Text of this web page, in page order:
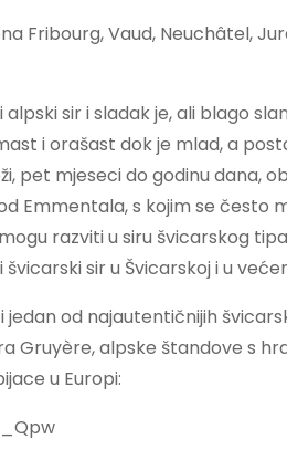
Fribourg, Vaud, Neuchâtel,
sir i sladak je, ali blago
i orašast dok je mlad, a
pet mjeseci do godinu dana,
Emmentala, s kojim se često
razviti u siru švicarskog
sir u Švicarskoj i u
od najautentičnijih
Gruyère, alpske štandove s
u Europi: